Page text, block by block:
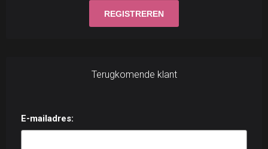
Terugkomende klant
E-mailadres: